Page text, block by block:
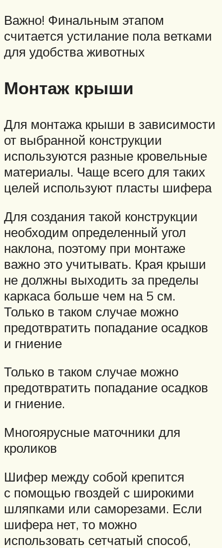
Важно! Финальным этапом
считается устилание пола ветками
для удобства животных
Монтаж крыши
Для монтажа крыши в зависимости
от выбранной конструкции
используются разные кровельные
материалы. Чаще всего для таких
целей используют пласты шифера
Для создания такой конструкции
необходим определенный угол
наклона, поэтому при монтаже
важно это учитывать. Края крыши
не должны выходить за пределы
каркаса больше чем на 5 см.
Только в таком случае можно
предотвратить попадание осадков
и гниение
Только в таком случае можно
предотвратить попадание осадков
и гниение.
Многоярусные маточники для
кроликов
Шифер между собой крепится
с помощью гвоздей с широкими
шляпками или саморезами. Если
шифера нет, то можно
использовать сетчатый способ,